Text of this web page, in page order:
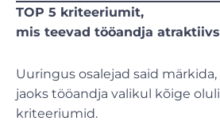
TOP 5 kriteeriumit,
mis teevad tööandja
Uuringus osalejad said
jaoks tööandja valikul kõige
kriteeriumid.